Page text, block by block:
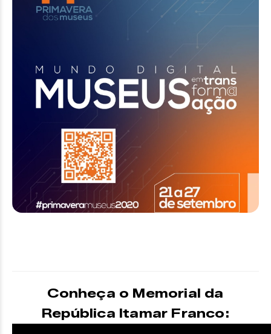
Conheça o Memorial da
República Itamar Franco: